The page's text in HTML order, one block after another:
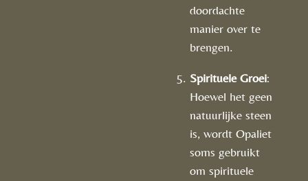
doordachte
manier over te
brengen.
Spirituele Groei:
Hoewel het geen
natuurlijke steen
is, wordt Opaliet
soms gebruikt
om spirituele